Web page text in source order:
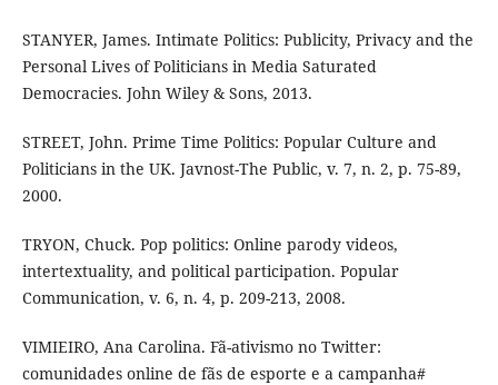
STANYER, James. Intimate Politics: Publicity, Privacy and the
Personal Lives of Politicians in Media Saturated
Democracies. John Wiley & Sons, 2013.
STREET, John. Prime Time Politics: Popular Culture and
Politicians in the UK. Javnost-The Public, v. 7, n. 2, p. 75-89,
2000.
TRYON, Chuck. Pop politics: Online parody videos,
intertextuality, and political participation. Popular
Communication, v. 6, n. 4, p. 209-213, 2008.
VIMIEIRO, Ana Carolina. Fã-ativismo no Twitter:
comunidades online de fãs de esporte e a campanha#